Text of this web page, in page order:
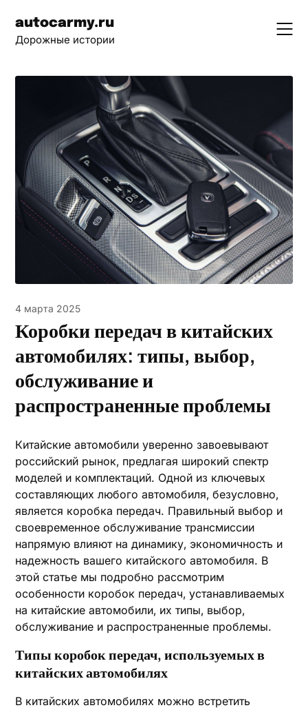
content
autocarmy.ru
Дорожные истории
4 марта 2025
Коробки передач в китайских
автомобилях: типы, выбор,
обслуживание и
распространенные проблемы
Китайские автомобили уверенно завоевывают
российский рынок‚ предлагая широкий спектр
моделей и комплектаций. Одной из ключевых
составляющих любого автомобиля‚ безусловно‚
является коробка передач. Правильный выбор и
своевременное обслуживание трансмиссии
напрямую влияют на динамику‚ экономичность и
надежность вашего китайского автомобиля. В
этой статье мы подробно рассмотрим
особенности коробок передач‚ устанавливаемых
на китайские автомобили‚ их типы‚ выбор‚
обслуживание и распространенные проблемы.
Типы коробок передач‚ используемых в
китайских автомобилях
В китайских автомобилях можно встретить